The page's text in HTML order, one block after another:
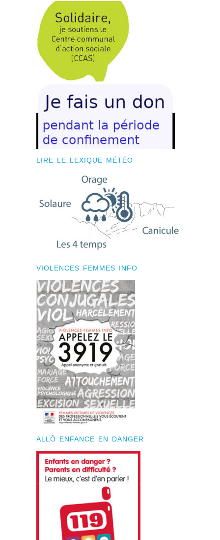
LIRE LE LEXIQUE MÉTÉO
VIOLENCES FEMMES INFO
ALLÔ ENFANCE EN DANGER